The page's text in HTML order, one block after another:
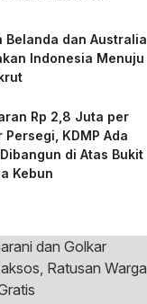
Belanda dan Australia
Indonesia Menuju
Rp 2,8 Juta per
Persegi, KDMP Ada
di Atas Bukit
Kebun